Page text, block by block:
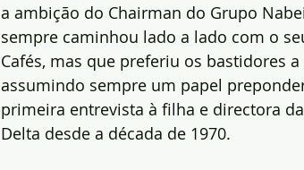
a ambição do Chairman do Grupo
sempre caminhou lado a lado com o
Cafés, mas que preferiu os bastidores
assumindo sempre um papel
primeira entrevista à filha e directora
Delta desde a década de 1970.